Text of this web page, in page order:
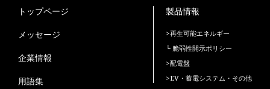
トップページ
メッセージ
企業情報
用語集
製品情報
>再生可能エネルギー
└ 脆弱性開示ポリシー
>配電盤
>EV・蓄電システム・その他